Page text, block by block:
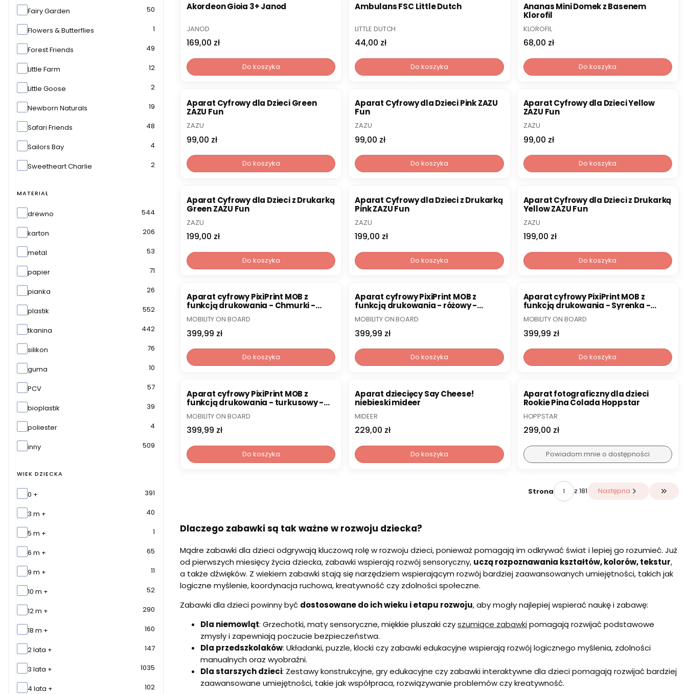
Fairy Garden 50
Flowers & Butterflies 1
Forest Friends 49
Little Farm 12
Little Goose 2
Newborn Naturals 19
Safari Friends 48
Sailors Bay 4
Sweetheart Charlie 2
MATERIAŁ
Materiał
drewno 544
karton 206
metal 53
papier 71
pianka 26
plastik 552
tkanina 442
silikon 76
guma 10
PCV 57
bioplastik 39
poliester 4
inny 509
WIEK DZIECKA
Wiek dziecka
0 + 391
3 m + 40
5 m + 1
6 m + 65
9 m + 11
10 m + 52
12 m + 290
18 m + 160
2 lata + 147
3 lata + 1035
4 lata + 102
Akordeon Gioia 3+ Janod
PRODUCENT
JANOD
Cena
169,00 zł
Do koszyka
Ambulans FSC Little Dutch
PRODUCENT
LITTLE DUTCH
Cena
44,00 zł
Do koszyka
Ananas Mini Domek z Basenem
Klorofil
PRODUCENT
KLOROFIL
Cena
68,00 zł
Do koszyka
Aparat Cyfrowy dla Dzieci Green
ZAZU Fun
PRODUCENT
ZAZU
Cena
99,00 zł
Do koszyka
Aparat Cyfrowy dla Dzieci Pink ZAZU
Fun
PRODUCENT
ZAZU
Cena
99,00 zł
Do koszyka
Aparat Cyfrowy dla Dzieci Yellow
ZAZU Fun
PRODUCENT
ZAZU
Cena
99,00 zł
Do koszyka
Aparat Cyfrowy dla Dzieci z Drukarką
Green ZAZU Fun
PRODUCENT
ZAZU
Cena
199,00 zł
Do koszyka
Aparat Cyfrowy dla Dzieci z Drukarką
Pink ZAZU Fun
PRODUCENT
ZAZU
Cena
199,00 zł
Do koszyka
Aparat Cyfrowy dla Dzieci z Drukarką
Yellow ZAZU Fun
PRODUCENT
ZAZU
Cena
199,00 zł
Do koszyka
Aparat cyfrowy PixiPrint MOB z
funkcją drukowania - Chmurki -
PRODUCENT
MOBILITY ON BOARD
Cena
399,99 zł
Do koszyka
Aparat cyfrowy PixiPrint MOB z
funkcją drukowania - różowy -
PRODUCENT
MOBILITY ON BOARD
Cena
399,99 zł
Do koszyka
Aparat cyfrowy PixiPrint MOB z
funkcją drukowania - Syrenka -
PRODUCENT
MOBILITY ON BOARD
Cena
399,99 zł
Do koszyka
Aparat cyfrowy PixiPrint MOB z
funkcją drukowania - turkusowy -
PRODUCENT
MOBILITY ON BOARD
Cena
399,99 zł
Do koszyka
Aparat dziecięcy Say Cheese!
niebieski mideer
PRODUCENT
MIDEER
Cena
229,00 zł
Do koszyka
Aparat fotograficzny dla dzieci
Rookie Pina Colada Hoppstar
PRODUCENT
HOPPSTAR
Cena
299,00 zł
Powiadom mnie o dostępności
Strona z 181 Następna
Dlaczego zabawki są tak ważne w rozwoju dziecka?
Mądre zabawki dla dzieci odgrywają kluczową rolę w rozwoju dzieci, ponieważ pomagają im odkrywać świat i lepiej go rozumieć. Już
od pierwszych miesięcy życia dziecka, zabawki wspierają rozwój sensoryczny, uczą rozpoznawania kształtów, kolorów, tekstur,
a także dźwięków. Z wiekiem zabawki stają się narzędziem wspierającym rozwój bardziej zaawansowanych umiejętności, takich jak
logiczne myślenie, koordynacja ruchowa, kreatywność czy zdolności społeczne.
Zabawki dla dzieci powinny być dostosowane do ich wieku i etapu rozwoju, aby mogły najlepiej wspierać naukę i zabawę:
Dla niemowląt: Grzechotki, maty sensoryczne, miękkie pluszaki czyszumiące zabawkipomagają rozwijać podstawowe
zmysły i zapewniają poczucie bezpieczeństwa.
Dla przedszkolaków: Układanki, puzzle, klocki czy zabawki edukacyjne wspierają rozwój logicznego myślenia, zdolności
manualnych oraz wyobraźni.
Dla starszych dzieci: Zestawy konstrukcyjne, gry edukacyjne czy zabawki interaktywne dla dzieci pomagają rozwijać bardziej
zaawansowane umiejętności, takie jak współpraca, rozwiązywanie problemów czy kreatywność.